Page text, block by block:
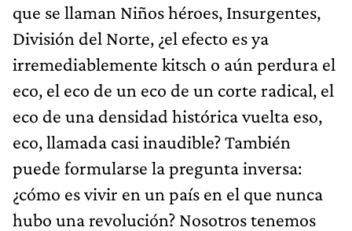
que se llaman Niños héroes, Insurgentes,
División del Norte, ¿el efecto es ya
irremediablemente kitsch o aún perdura el
eco, el eco de un eco de un corte radical, el
eco de una densidad histórica vuelta eso,
eco, llamada casi inaudible? También
puede formularse la pregunta inversa:
¿cómo es vivir en un país en el que nunca
hubo una revolución? Nosotros tenemos